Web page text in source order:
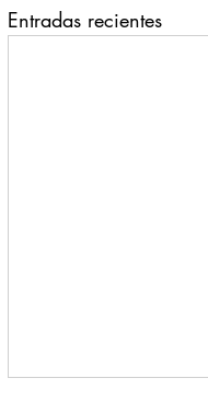
Entradas recientes